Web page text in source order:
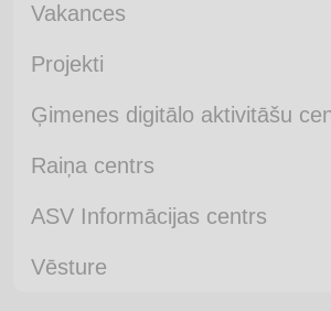
Vakances
Projekti
Ģimenes digitālo aktivitāšu
Raiņa centrs
ASV Informācijas centrs
Vēsture